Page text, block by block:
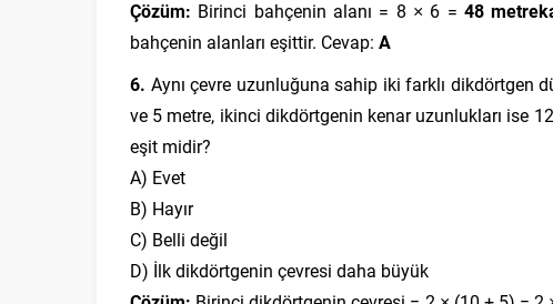
Çözüm: Birinci bahçenin alanı = 8 × 6 = 48
bahçenin alanları eşittir. Cevap: A
6. Aynı çevre uzunluğuna sahip iki farklı dikdörtgen
ve 5 metre, ikinci dikdörtgenin kenar uzunlukları ise
eşit midir?
A) Evet
B) Hayır
C) Belli değil
D) İlk dikdörtgenin çevresi daha büyük